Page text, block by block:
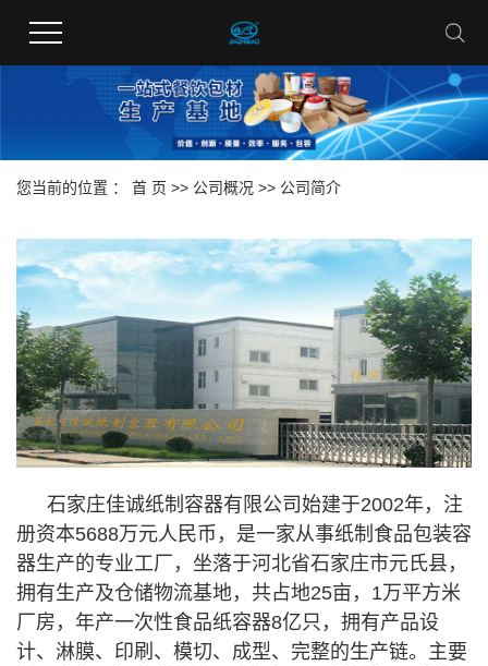
您当前的位置 ： 首 页 >> 公司概况 >> 公司简介
石家庄佳诚纸制容器有限公司始建于2002年，注
册资本5688万元人民币，是一家从事纸制食品包装容
器生产的专业工厂，坐落于河北省石家庄市元氏县，
拥有生产及仓储物流基地，共占地25亩，1万平方米
厂房，年产一次性食品纸容器8亿只，拥有产品设
计、淋膜、印刷、模切、成型、完整的生产链。主要